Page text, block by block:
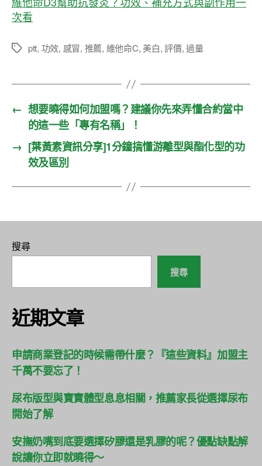
次看
標
ptt, 功效, 感冒, 推薦, 維他命C,美白,評價,過量
← 想要曉得如何加盟嗎？建議你先來弄懂合約當中
的這一些「專有名稱」！
→ [葉黃素資訊分享]1分鐘搞懂游離型與酯化型的功
效及區別
搜尋
搜尋
近期文章
申請商業登記的時候需帶什麼？『這些資料』加盟主
千萬不要忘了！
尿布版型與寶寶體型息息相關，推薦家長從選擇尿布
開始了解
安撫奶嘴到底要選擇矽膠還是乳膠的呢？優點缺點解
說讓你立即就曉得～